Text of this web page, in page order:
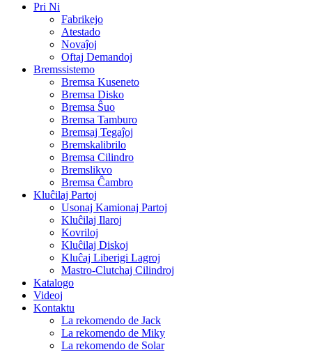
Pri Ni
Fabrikejo
Atestado
Novaĵoj
Oftaj Demandoj
Bremssistemo
Bremsa Kuseneto
Bremsa Disko
Bremsa Ŝuo
Bremsa Tamburo
Bremsaj Tegaĵoj
Bremskalibrilo
Bremsa Cilindro
Bremslikvo
Bremsa Ĉambro
Kluĉilaj Partoj
Usonaj Kamionaj Partoj
Kluĉilaj Ilaroj
Kovriloj
Kluĉilaj Diskoj
Kluĉaj Liberigi Lagroj
Mastro-Clutchaj Cilindroj
Katalogo
Videoj
Kontaktu
La rekomendo de Jack
La rekomendo de Miky
La rekomendo de Solar